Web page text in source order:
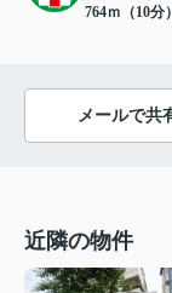
764ｍ（10分）
メールで共
近隣の物件